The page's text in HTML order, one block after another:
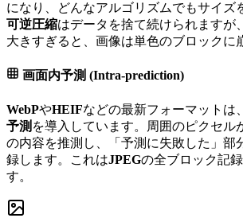
になり、どんなアルゴリズムでもサイズ
可逆圧縮はデータを捨て続けられますが、
大きすぎると、画像は単色のブロックに
画面内予測 (Intra-prediction)
WebPやHEIFなどの最新フォーマットは
予測 を導入しています。周囲のピクセル
の内容を推測し、「予測に失敗した」部
録します。これはJPEGの全ブロック記
す。